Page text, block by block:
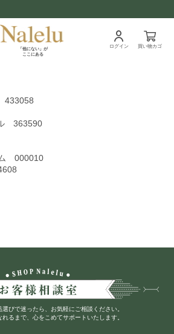
「他にない」が
ここにある
ログイン 買い物カゴ
363590
ム 000010
びで迷ったら、お気軽にご相談ください。
るまで、心をこめてサポートいたします。